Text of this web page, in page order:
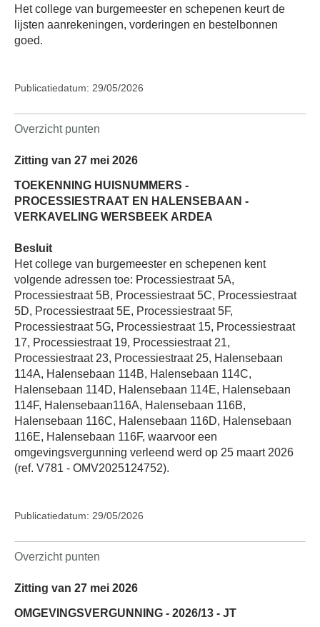
Het college van burgemeester en schepenen keurt de
lijsten aanrekeningen, vorderingen en bestelbonnen
goed.
Publicatiedatum: 29/05/2026
Overzicht punten
Zitting van 27 mei 2026
TOEKENNING HUISNUMMERS -
PROCESSIESTRAAT EN HALENSEBAAN -
VERKAVELING WERSBEEK ARDEA
Besluit
Het college van burgemeester en schepenen kent
volgende adressen toe: Processiestraat 5A,
Processiestraat 5B, Processiestraat 5C, Processiestraat
5D, Processiestraat 5E, Processiestraat 5F,
Processiestraat 5G, Processiestraat 15, Processiestraat
17, Processiestraat 19, Processiestraat 21,
Processiestraat 23, Processiestraat 25, Halensebaan
114A, Halensebaan 114B, Halensebaan 114C,
Halensebaan 114D, Halensebaan 114E, Halensebaan
114F, Halensebaan116A, Halensebaan 116B,
Halensebaan 116C, Halensebaan 116D, Halensebaan
116E, Halensebaan 116F, waarvoor een
omgevingsvergunning verleend werd op 25 maart 2026
(ref. V781 - OMV2025124752).
Publicatiedatum: 29/05/2026
Overzicht punten
Zitting van 27 mei 2026
OMGEVINGSVERGUNNING - 2026/13 - JT